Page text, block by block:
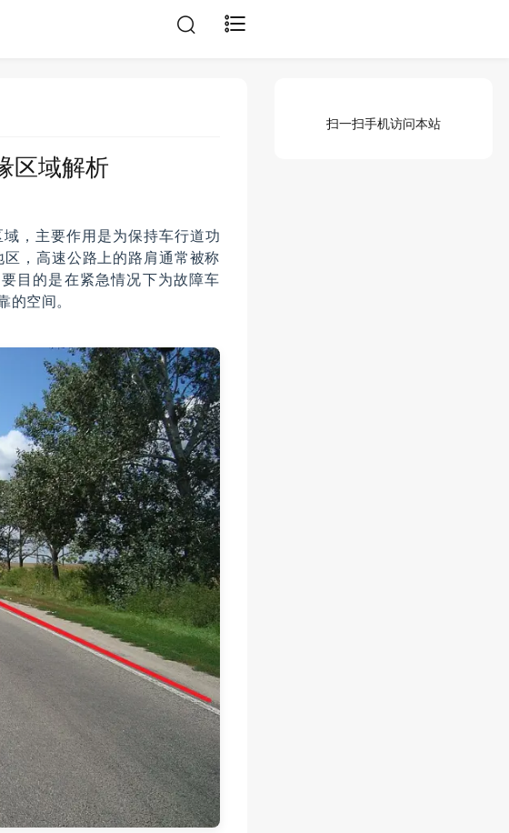
区域解析
，主要作用是为保持车行道功
，高速公路上的路肩通常被称
目的是在紧急情况下为故障车
空间。
扫一扫手机访问本站